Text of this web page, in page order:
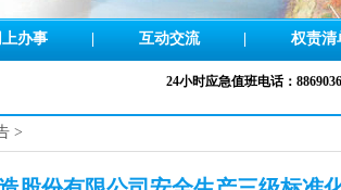
上办事 互动交流 权责清
24小时应急值班电话：8869036
>